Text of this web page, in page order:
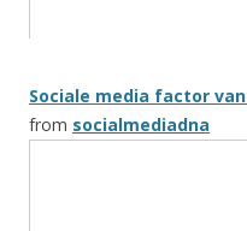
Sociale media factor
from socialmediadna